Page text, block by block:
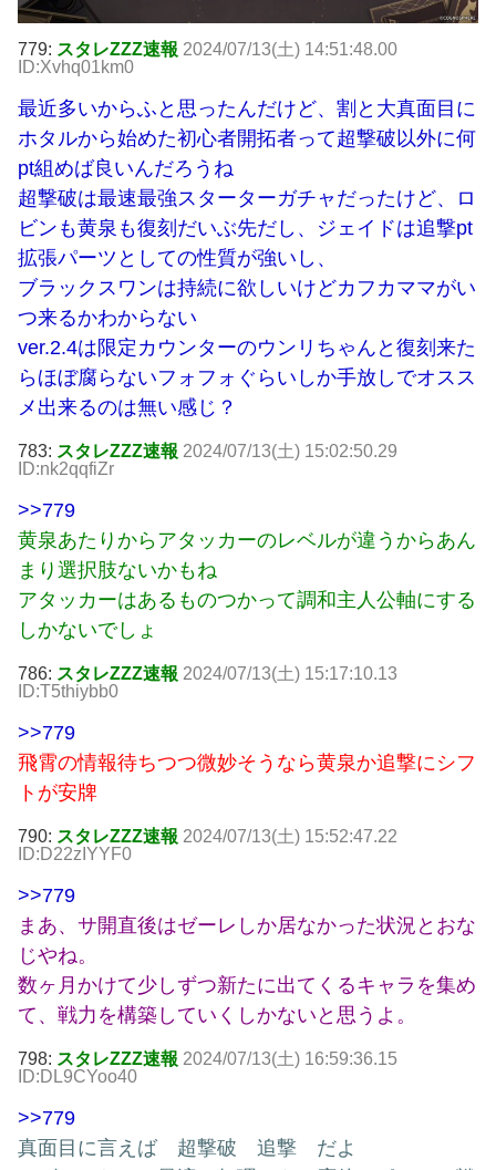
779: スタレZZZ速報 2024/07/13(土) 14:51:48.00
ID:Xvhq01km0
最近多いからふと思ったんだけど、割と大真面目に
ホタルから始めた初心者開拓者って超撃破以外に何
pt組めば良いんだろうね
超撃破は最速最強スターターガチャだったけど、ロ
ビンも黄泉も復刻だいぶ先だし、ジェイドは追撃pt
拡張パーツとしての性質が強いし、
ブラックスワンは持続に欲しいけどカフカママがい
つ来るかわからない
ver.2.4は限定カウンターのウンリちゃんと復刻来た
らほぼ腐らないフォフォぐらいしか手放しでオスス
メ出来るのは無い感じ？
783: スタレZZZ速報 2024/07/13(土) 15:02:50.29
ID:nk2qqfiZr
>>779
黄泉あたりからアタッカーのレベルが違うからあん
まり選択肢ないかもね
アタッカーはあるものつかって調和主人公軸にする
しかないでしょ
786: スタレZZZ速報 2024/07/13(土) 15:17:10.13
ID:T5thiybb0
>>779
飛霄の情報待ちつつ微妙そうなら黄泉か追撃にシフ
トが安牌
790: スタレZZZ速報 2024/07/13(土) 15:52:47.22
ID:D22zIYYF0
>>779
まあ、サ開直後はゼーレしか居なかった状況とおな
じやね。
数ヶ月かけて少しずつ新たに出てくるキャラを集め
て、戦力を構築していくしかないと思うよ。
798: スタレZZZ速報 2024/07/13(土) 16:59:36.15
ID:DL9CYoo40
>>779
真面目に言えば 超撃破 追撃 だよ